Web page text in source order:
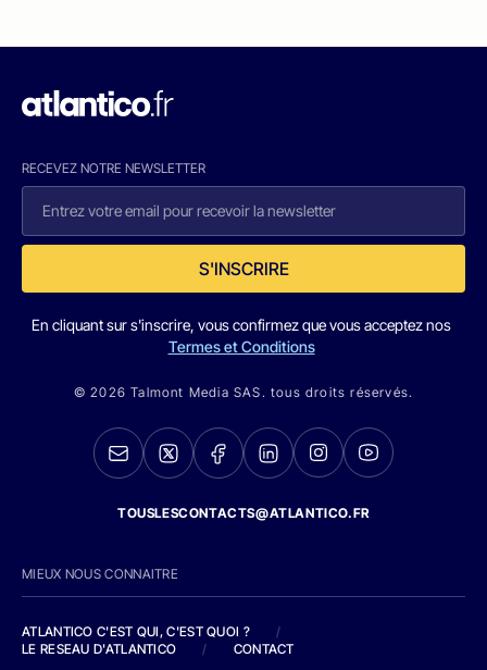
RECEVEZ NOTRE NEWSLETTER
S'INSCRIRE
En cliquant sur s'inscrire, vous confirmez que vous acceptez nos
Termes et Conditions
© 2026 Talmont Media SAS. tous droits réservés.
TOUSLESCONTACTS@ATLANTICO.FR
MIEUX NOUS CONNAITRE
ATLANTICO C'EST QUI, C'EST QUOI ?
/
LE RESEAU D'ATLANTICO
/ CONTACT